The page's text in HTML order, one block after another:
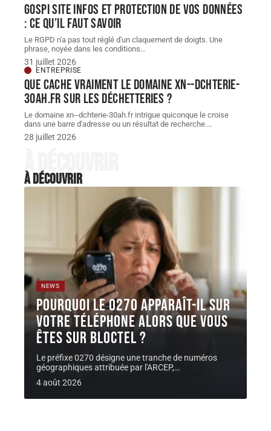
Gospi site infos et protection de vos données
: ce qu’il faut savoir
Le RGPD n'a pas tout réglé d'un claquement de doigts. Une
phrase, noyée dans les conditions…
31 juillet 2026
ENTREPRISE
Que cache vraiment le domaine xn--dchterie-
30ah.fr sur les déchetteries ?
Le domaine xn--dchterie-30ah.fr intrigue quiconque le croise
dans une barre d'adresse ou un résultat de recherche.…
28 juillet 2026
À découvrir
À découvrir
NEWS
Pourquoi le 0270 apparaît-il sur
votre téléphone alors que vous
êtes sur Bloctel ?
Le préfixe 0270 désigne une tranche de numéros
géographiques attribuée par l'ARCEP,…
4 août 2026